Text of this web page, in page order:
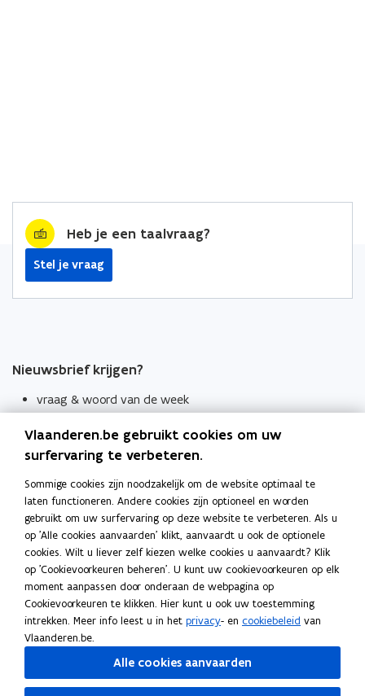
Heb je een taalvraag?
Stel je vraag
Nieuwsbrief krijgen?
vraag & woord van de week
Schrijf je in
Thema's
Taaladviezen
Spellingregels
Tips voor duidelijke taal
Bekijk ook
Spellingtests
Boek- en webwijzer
Vlaanderen.be gebruikt cookies om uw
surfervaring te verbeteren.
Sommige cookies zijn noodzakelijk om de website optimaal te
laten functioneren. Andere cookies zijn optioneel en worden
gebruikt om uw surfervaring op deze website te verbeteren. Als u
op 'Alle cookies aanvaarden' klikt, aanvaardt u ook de optionele
cookies. Wilt u liever zelf kiezen welke cookies u aanvaardt? Klik
op 'Cookievoorkeuren beheren'. U kunt uw cookievoorkeuren op elk
moment aanpassen door onderaan de webpagina op
Cookievoorkeuren te klikken. Hier kunt u ook uw toestemming
intrekken. Meer info leest u in het privacy- en cookiebeleid van
Vlaanderen.be.
Alle cookies aanvaarden